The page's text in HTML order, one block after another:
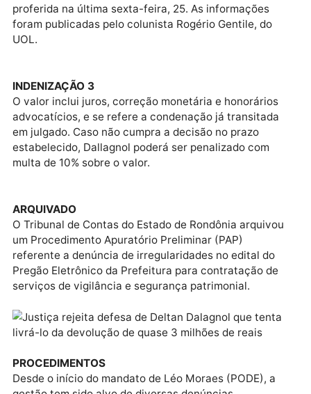
GRAVIDADE 2
Também destacou que o caso atual é mais grave
anterior, pois já há resultado provisório da tomada
impedir o seu encerramento.
INDENIZAÇÃO
Falando em Dallagnol, a Justiça de São Paulo
determinou que o ex-procurador da República
morais no caso conhecido como PowerPoint.
INDENIZAÇÃO 2
A decisão é do juiz de Direito Carlo Brito Melfi,
foram publicadas pelo colunista Rogério Gentile, do
UOL.
INDENIZAÇÃO 3